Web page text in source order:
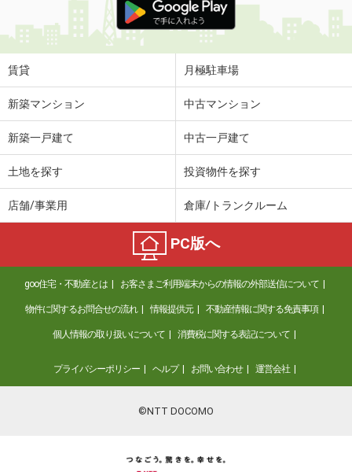
価 格
2,699万円
住 所
京都府八幡市橋本新石
建物面積
181.78m²
京都府京都市北区小山東元町
2,590万円
2,680万円
住 所
京都府亀岡市篠町広田３
建物面積 93.23m²
土地面積
114.97m²
京都府京都市北区西賀茂南今原町
価 格
780万円
住 所
京都府京都市北区西賀茂南今原町
49.42m²
京都府京都市山科区大宅五反畑町
賃貸 月極駐車場
新築マンション 中古マンション
新築一戸建て 中古一戸建て
土地を探す 投資物件を探す
店舗/事業用 倉庫/トランクルーム
PC版へ
goo住宅・不動産とは お客さまご利用端末からの情報の外部送信について
物件に関するお問合せの流れ 情報提供元 不動産情報に関する免責事項
個人情報の取り扱いについて 消費税に関する表記について
プライバシーポリシー ヘルプ お問い合わせ 運営会社
©NTT DOCOMO